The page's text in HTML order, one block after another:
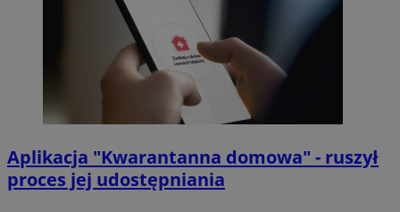
Aplikacja "Kwarantanna domowa" - ruszył
proces jej udostępniania